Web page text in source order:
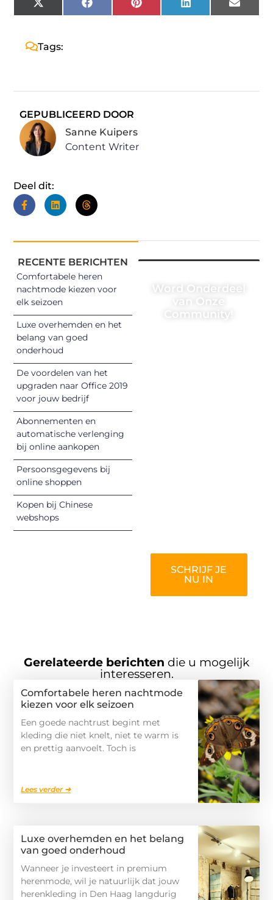
X
(Twitter)
FacebookPinterestLinkedIn Email
Tags:
GEPUBLICEERD DOOR
Sanne Kuipers
Content Writer
Deel dit:
RECENTE BERICHTEN
Comfortabele heren
nachtmode kiezen voor
elk seizoen
Luxe overhemden en het
belang van goed
onderhoud
De voordelen van het
upgraden naar Office 2019
voor jouw bedrijf
Abonnementen en
automatische verlenging
bij online aankopen
Persoonsgegevens bij
online shoppen
Kopen bij Chinese
webshops
Word Onderdeel
van Onze
Community!
SCHRIJF JE
NU IN
Gerelateerde berichten die u mogelijk
interesseren.
Comfortabele heren nachtmode
kiezen voor elk seizoen
Een goede nachtrust begint met
kleding die niet knelt, niet te warm is
en prettig aanvoelt. Toch is
Lees verder ➜
Luxe overhemden en het belang
van goed onderhoud
Wanneer je investeert in premium
herenmode, wil je natuurlijk dat jouw
herenkleding in Den Haag langdurig